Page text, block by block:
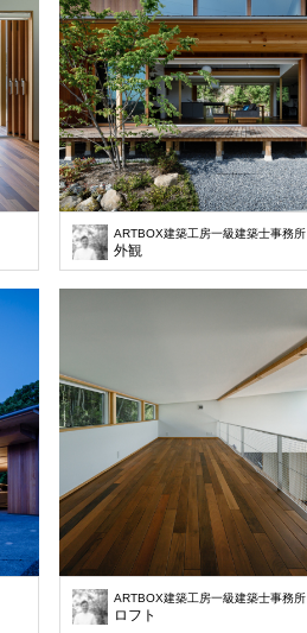
ARTBOX建築工房一級建築士事務所
外観
ARTBOX建築工房一級建築士事務所
ロフト